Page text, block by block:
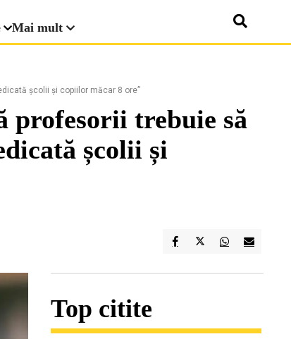
Mai mult
școlii și copiilor măcar 8 ore”
profesorii trebuie să
școlii și
Top citite